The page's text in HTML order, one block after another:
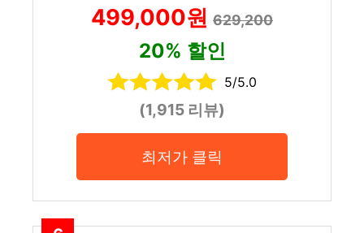
499,000원 629,200
20% 할인
5/5.0
(1,915 리뷰)
최저가 클릭